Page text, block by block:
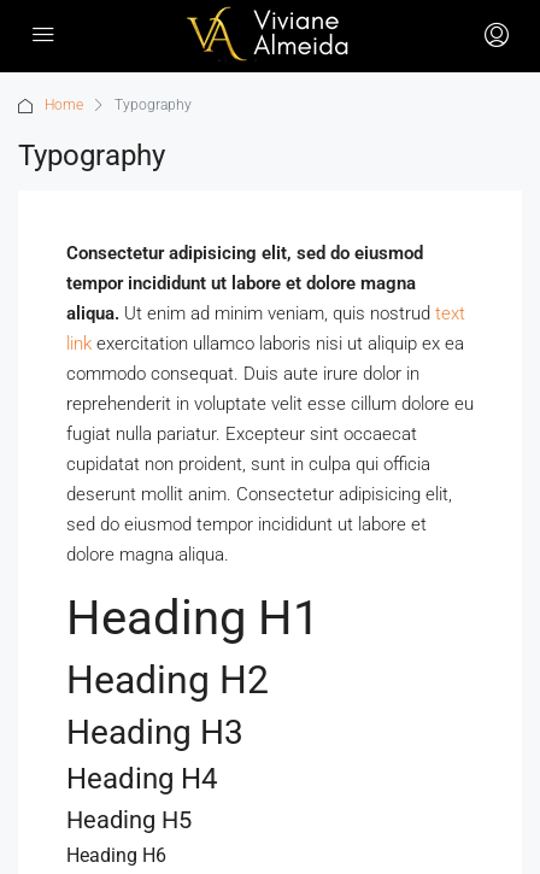
Home Typography
Typography
Consectetur adipisicing elit, sed do eiusmod
tempor incididunt ut labore et dolore magna
aliqua. Ut enim ad minim veniam, quis nostrud text
link exercitation ullamco laboris nisi ut aliquip ex ea
commodo consequat. Duis aute irure dolor in
reprehenderit in voluptate velit esse cillum dolore eu
fugiat nulla pariatur. Excepteur sint occaecat
cupidatat non proident, sunt in culpa qui officia
deserunt mollit anim. Consectetur adipisicing elit,
sed do eiusmod tempor incididunt ut labore et
dolore magna aliqua.
Heading H1
Heading H2
Heading H3
Heading H4
Heading H5
Heading H6